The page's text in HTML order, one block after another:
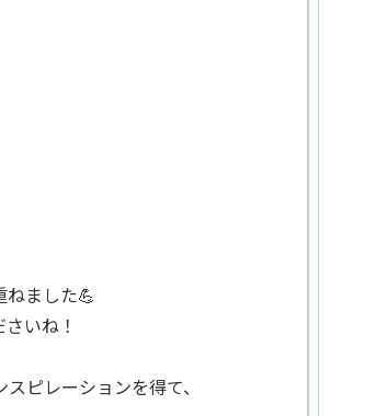
ねました💪
いね！
ピレーションを得て、